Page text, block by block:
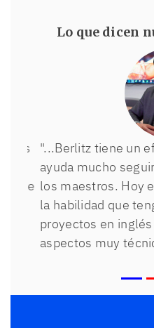
Lo que dicen
"...Berlitz tiene un
ayuda mucho seguir
los maestros. Hoy
la habilidad que
proyectos en inglés
aspectos muy
Emmanuel, México